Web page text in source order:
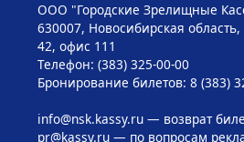
ООО "Городские Зрелищные
630007, Новосибирская
42, офис 111
Телефон: (383) 325-00-00
Бронирование билетов: 8 (383)
info@nsk.kassy.ru— возврат
pr@kassy.ru— по вопросам